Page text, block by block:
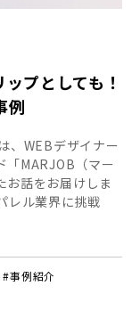
プとしても！
例
、WEBデザイナー
「MARJOB（マー
お話をお届けしま
レル業界に挑戦
#事例紹介